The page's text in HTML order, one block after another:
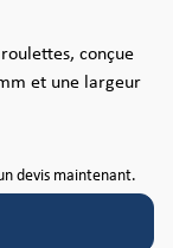
conçue
et une largeur
devis maintenant.